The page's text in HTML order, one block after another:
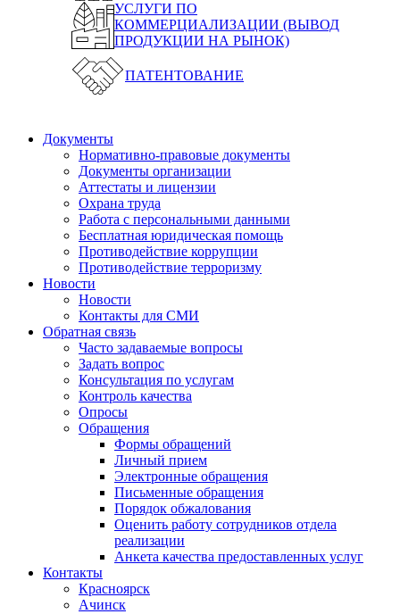
УСЛУГИ ПО
КОММЕРЦИАЛИЗАЦИИ (ВЫВОД
ПРОДУКЦИИ НА РЫНОК)
ПАТЕНТОВАНИЕ
Документы
Нормативно-правовые документы
Документы организации
Аттестаты и лицензии
Охрана труда
Работа с персональными данными
Бесплатная юридическая помощь
Противодействие коррупции
Противодействие терроризму
Новости
Новости
Контакты для СМИ
Обратная связь
Часто задаваемые вопросы
Задать вопрос
Консультация по услугам
Контроль качества
Опросы
Обращения
Формы обращений
Личный прием
Электронные обращения
Письменные обращения
Порядок обжалования
Оценить работу сотрудников отдела
реализации
Анкета качества предоставленных услуг
Контакты
Красноярск
Ачинск